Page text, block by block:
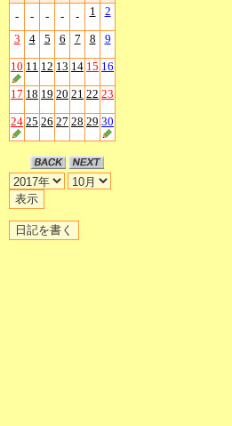
- - - - - 1 2
3 4 5 6 7 8 9
10 11 12 13 14 15 16
17 18 19 20 21 22 23
24 25 26 27 28 29 30